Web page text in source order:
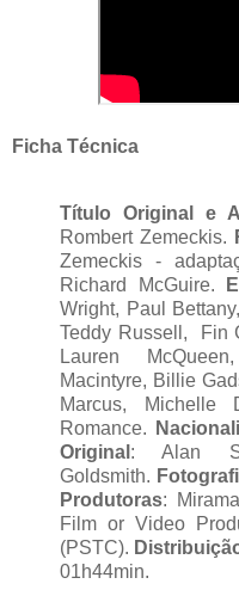
Ficha Técnica
Título Original e
Rombert Zemeckis.
Zemeckis -
Richard McGuire.
Wright, Paul
Teddy Russell, Fin
Lauren
Macintyre, Billie
Marcus, Michelle
Romance.
Original : Alan
Goldsmith.
Produtoras:
Film or Video
(PSTC).
01h44min.